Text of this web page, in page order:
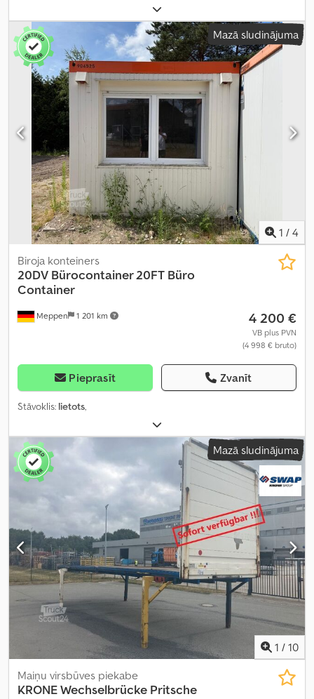
Mazā sludinājuma
1 / 4
Meppen 1 201 km
Biroja konteiners
20DV Bürocontainer 20FT Büro
Container
4 200 €
VB plus PVN
(4 998 € bruto)
Pieprasīt Zvanīt
Stāvoklis: lietots,
Mazā sludinājuma
1 / 10
Maiņu virsbūves piekabe
KRONEWechselbrücke Pritsche